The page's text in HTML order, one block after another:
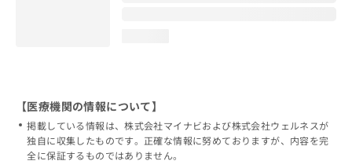
【医療機関の情報について】
掲載している情報は、株式会社マイナビおよび株式会社ウェルネスが
独自に収集したものです。正確な情報に努めておりますが、内容を完
全に保証するものではありません。